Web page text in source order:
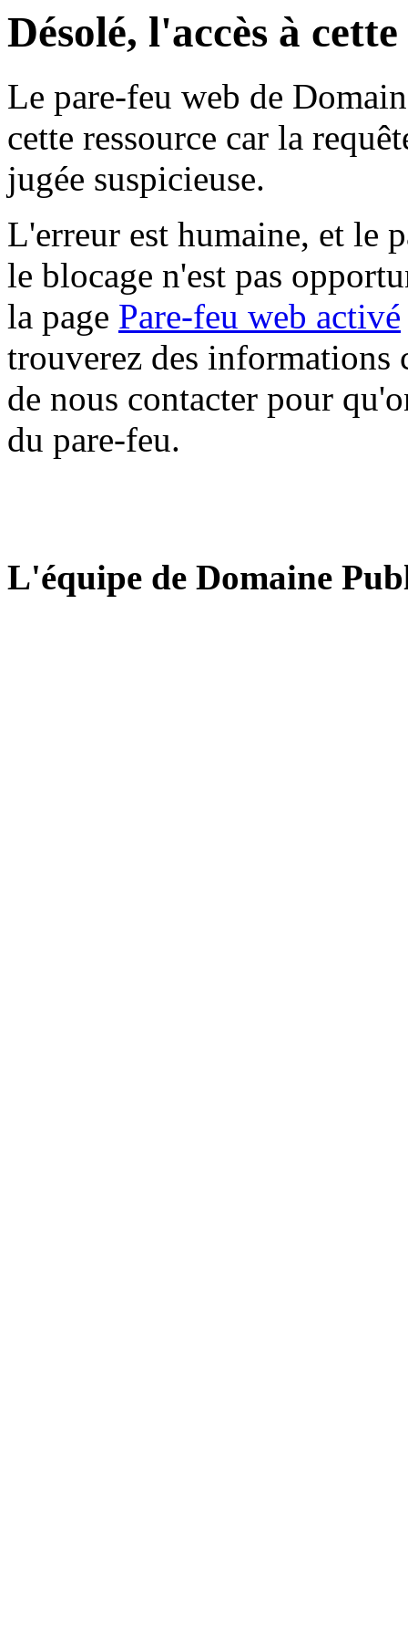
Désolé, l'accès à
Le pare-feu web de
cette ressource car la
jugée suspicieuse.
L'erreur est humaine, et le
le blocage n'est pas
la page Pare-feu web activé
trouverez des informations
de nous contacter pour
du pare-feu.
L'équipe de Domaine